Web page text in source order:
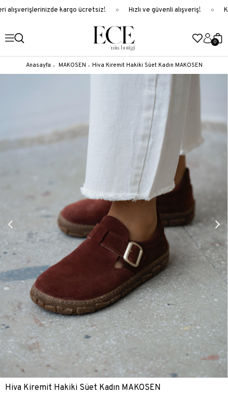
alışverişlerinizde kargo ücretsiz! Hızlı ve güvenli alışveriş!
0
Anasayfa MAKOSEN Hiva Kiremit Hakiki Süet Kadın MAKOSEN
Hiva Kiremit Hakiki Süet Kadın MAKOSEN